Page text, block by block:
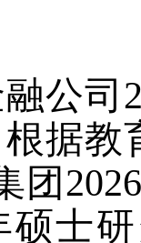
公司
据教
团2026
硕士